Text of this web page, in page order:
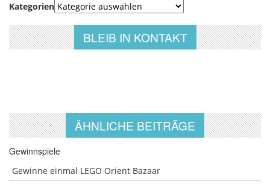
Kategorien
BLEIB IN KONTAKT
ÄHNLICHE BEITRÄGE
Gewinnspiele
Gewinne einmal LEGO Orient Bazaar